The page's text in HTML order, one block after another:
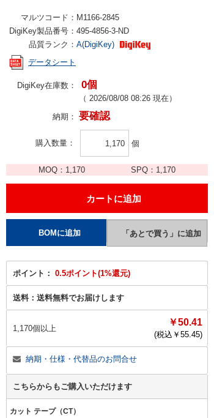
マルツコード： M1166-2845
DigiKey製品番号： 495-4856-3-ND
品質ランク： A(DigiKey)
データシート
DigiKey在庫数： 0個
（ 2026/08/08 08:26 現在）
納期： 要確認
購入数量 個
MOQ： 1,170 SPQ： 1,170
ポイント： 0.5ポイント(1%還元)
送料： 送料無料でお届けします
1,170個以上
￥50.41
(税込￥ 55.45)
納期・仕様・代替品のお問合せ
こちらからもご購入いただけます
カット テープ（CT）